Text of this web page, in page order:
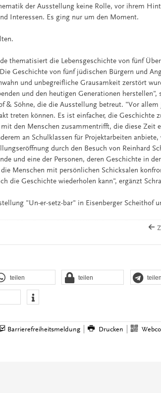
der Ausstellung keine Rolle, vor ihrem
Interessen. Es ging nur um den Moment.
thematisiert die Lebensgeschichte von fünf
Geschichte von fünf jüdischen Bürgern und
und unbegreifliche Grausamkeit zerstört
und den heutigen Generationen herstellen",
& Söhne, die die Ausstellung betreut. "Vor allem
treten können. Es ist einfacher, die Geschichte
den Menschen zusammentrifft, die diese Zeit
an Schulklassen für Projektarbeiten anbiete,
durch den Besuch von Reinhard
und eine der Personen, deren Geschichte in der
Menschen mit persönlichen Schicksalen
die Geschichte wiederholen kann", ergänzt
"Un-er-setz-bar" in Eisenberger Scheithof
teilen teilen teilen
Barrierefreiheitsmeldung Drucken